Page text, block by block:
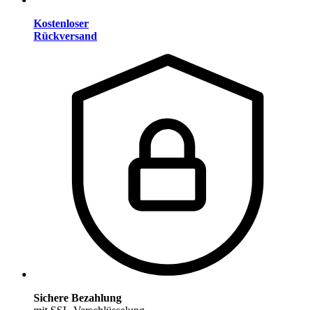
Kostenloser
Rückversand
Sichere Bezahlung